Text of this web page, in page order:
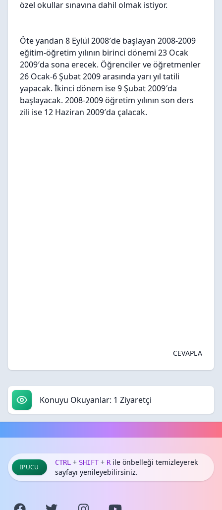
özel okullar sınavına dahil olmak istiyor.
Öte yandan 8 Eylül 2008′de başlayan 2008-2009
eğitim-öğretim yılının birinci dönemi 23 Ocak
2009′da sona erecek. Öğrenciler ve öğretmenler
26 Ocak-6 Şubat 2009 arasında yarı yıl tatili
yapacak. İkinci dönem ise 9 Şubat 2009′da
başlayacak. 2008-2009 öğretim yılının son ders
zili ise 12 Haziran 2009′da çalacak.
CEVAPLA
Konuyu Okuyanlar: 1 Ziyaretçi
İPUCU
CTRL + SHIFT + Rile önbelleği temizleyerek
sayfayı yenileyebilirsiniz.